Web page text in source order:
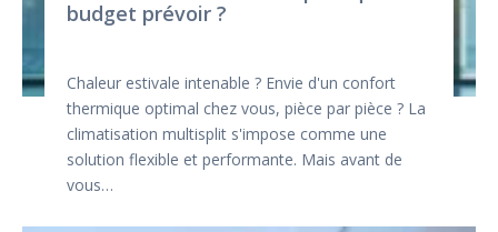
budget prévoir ?
Chaleur estivale intenable ? Envie d'un confort
thermique optimal chez vous, pièce par pièce ? La
climatisation multisplit s'impose comme une
solution flexible et performante. Mais avant de
vous…